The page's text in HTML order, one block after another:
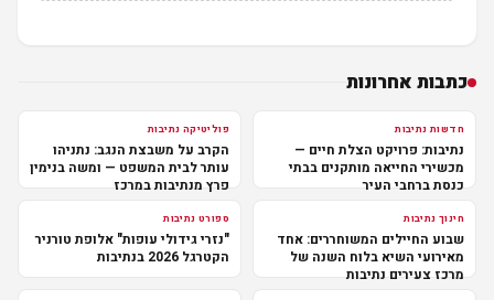
כתבות אחרונות
חדשות נתיבות
נתיבות: פרויקט הצלת חיים —
מכשירי החייאה מותקנים בבתי
כנסת ברחבי העיר
פוליטיקה נתיבות
הקרב על משבצת הנגב: נתניהו
עותר לבית המשפט — ומשה בנימין
פרץ מנתיבות במרכז
חינוך נתיבות
שבוע החיילים המשוחררים: אחד
מאירועי השיא בלוח השנה של
מרכז צעירים נתיבות
ספורט נתיבות
"נזרי גידולי עופות" אלופת טורניר
הקטרגל 2026 בנתיבות